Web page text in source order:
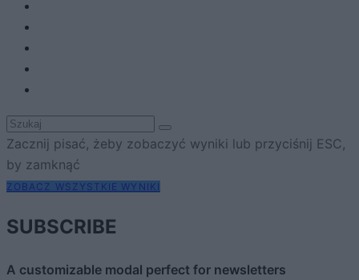
Zacznij pisać, żeby zobaczyć wyniki lub przyciśnij ESC,
by zamknąć
ZOBACZ WSZYSTKIE WYNIKI
SUBSCRIBE
A customizable modal perfect for newsletters